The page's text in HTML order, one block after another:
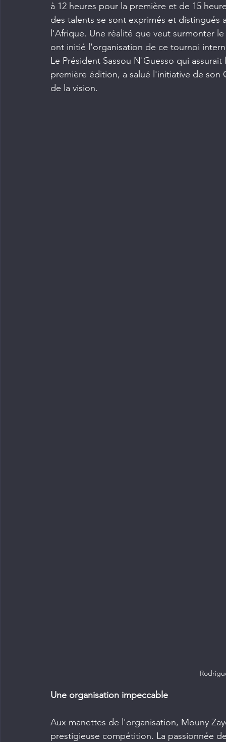
à 12 heures pour la première et de 15
des talents se sont exprimés et
l'Afrique. Une réalité que veut surmonter
ont initié l'organisation de ce tournoi
Le Président Sassou N'Guesso qui
première édition, a salué l'initiative de
de la vision.
Une organisation impeccable
Aux manettes de l'organisation, Mouny
prestigieuse compétition. La passionnée